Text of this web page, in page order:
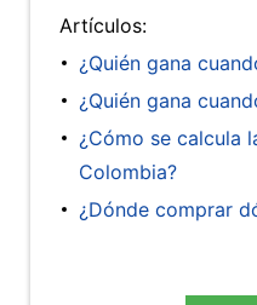
Artículos:
¿Quién gana
¿Quién gana
¿Cómo se calcula
Colombia?
¿Dónde comprar